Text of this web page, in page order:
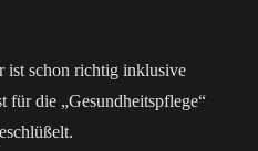
ist schon richtig inklusive
für die „Gesundheitspflege“